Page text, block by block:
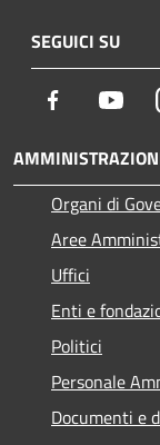
SEGUICI SU
Facebook
Organi di
Aree
Uffici
Enti e
Politici
Personale
Documenti e